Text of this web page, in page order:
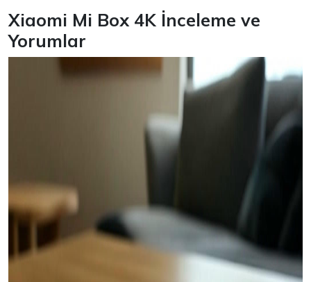
Xiaomi Mi Box 4K İnceleme ve
Yorumlar